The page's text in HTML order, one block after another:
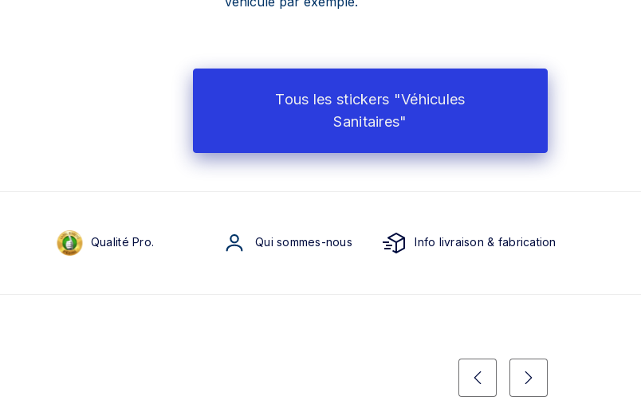
Tous les stickers "Véhicules
Sanitaires"
Qualité Pro. Qui sommes-nous Info livraison & fabrication